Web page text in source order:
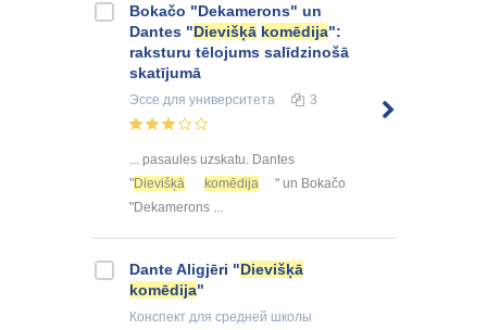
Bokačo "Dekamerons" un
Dantes "Dievišķā komēdija":
raksturu tēlojums salīdzinošā
skatījumā
Эссе для университета 3
... pasaules uzskatu. Dantes
"Dievišķā komēdija
" un Bokačo
"Dekamerons ...
Dante Aligjēri "Dievišķā
komēdija"
Конспект для средней школы